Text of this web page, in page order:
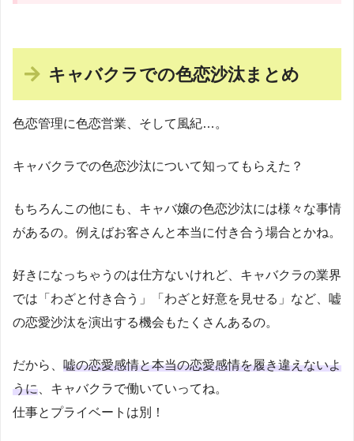
キャバクラでの色恋沙汰まとめ
色恋管理に色恋営業、そして風紀…。
キャバクラでの色恋沙汰について知ってもらえた？
もちろんこの他にも、キャバ嬢の色恋沙汰には様々な事情
があるの。例えばお客さんと本当に付き合う場合とかね。
好きになっちゃうのは仕方ないけれど、キャバクラの業界
では「わざと付き合う」「わざと好意を見せる」など、嘘
の恋愛沙汰を演出する機会もたくさんあるの。
だから、 嘘の恋愛感情と本当の恋愛感情を履き違えないよ
うに 、キャバクラで働いていってね。
仕事とプライベートは別！